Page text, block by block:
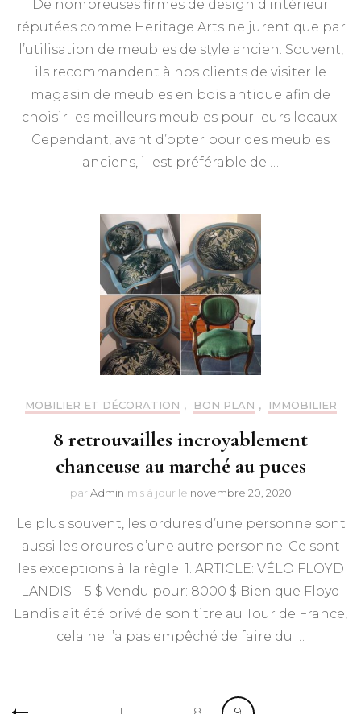
De nombreuses firmes de design d’intérieur
réputées comme Heritage Arts ne jurent que par
l’utilisation de meubles de style ancien. Souvent,
ils recommandent à nos clients de visiter le
magasin de meubles en bois antique afin de
choisir les meilleurs meubles pour leurs locaux.
Cependant, avant d’opter pour des meubles
anciens, il est préférable de …
MOBILIER ET DÉCORATION , BON PLAN , IMMOBILIER
8 retrouvailles incroyablement
chanceuse au marché au puces
par Admin mis à jour le novembre 20, 2020
Le plus souvent, les ordures d’une personne sont
aussi les ordures d’une autre personne. Ce sont
les exceptions à la règle. 1. ARTICLE: VÉLO FLOYD
LANDIS – 5 $ Vendu pour: 8000 $ Bien que Floyd
Landis ait été privé de son titre au Tour de France,
cela ne l’a pas empêché de faire du …
Pagination